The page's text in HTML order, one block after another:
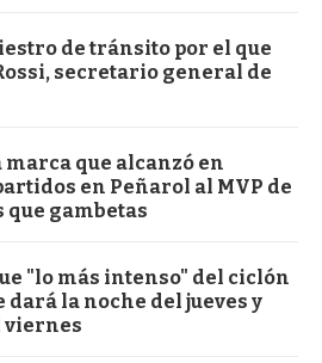
de tránsito por el que
secretario general de
marca que alcanzó en
en Peñarol al MVP de
que gambetas
"lo más intenso" del ciclón
la noche del jueves y
viernes